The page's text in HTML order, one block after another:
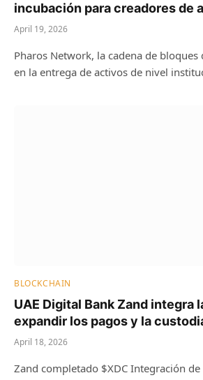
incubación para creadores de
April 19, 2026
Pharos Network, la cadena de bloques
en la entrega de activos de nivel
BLOCKCHAIN
UAE Digital Bank Zand integra
expandir los pagos y la
April 18, 2026
Zand completado $XDC Integración